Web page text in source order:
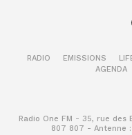
RADIO EMISSIONS
AGENDA
Radio One FM - 35, rue des
807 807 - Antenne